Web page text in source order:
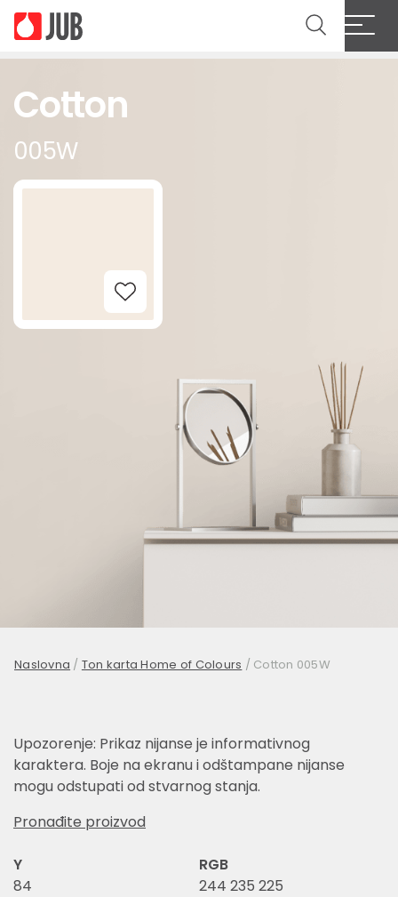
Cotton
005W
Add to Wishlist
Naslovna / Ton karta Home of Colours / Cotton 005W
Upozorenje: Prikaz nijanse je informativnog
karaktera. Boje na ekranu i odštampane nijanse
mogu odstupati od stvarnog stanja.
Pronađite proizvod
Y
84
RGB
244 235 225